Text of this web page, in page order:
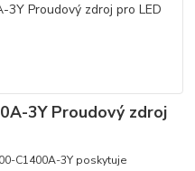
3Y Proudový zdroj
C1400A-3Y poskytuje